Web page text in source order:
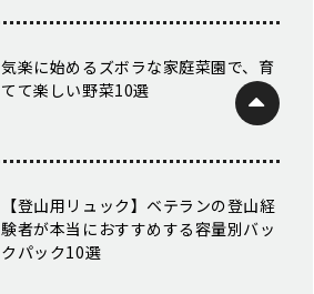
気楽に始めるズボラな家庭菜園で、育
てて楽しい野菜10選
【登山用リュック】ベテランの登山経
験者が本当におすすめする容量別バッ
クパック10選